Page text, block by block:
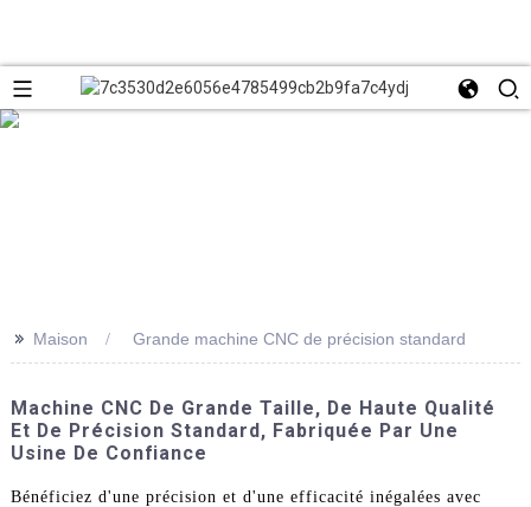
>> Maison Grande machine CNC de précision standard
Machine CNC De Grande Taille, De Haute Qualité
Et De Précision Standard, Fabriquée Par Une
Usine De Confiance
Bénéficiez d'une précision et d'une efficacité inégalées avec